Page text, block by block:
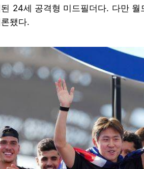
24세 공격형 미드필더다. 다만
됐다.